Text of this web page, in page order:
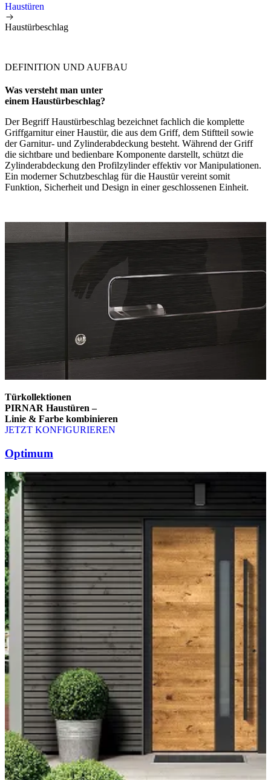
Haustüren
Haustürbeschlag
DEFINITION UND AUFBAU
Was versteht man unter
einem Haustürbeschlag?
Der Begriff Haustürbeschlag bezeichnet fachlich die komplette
Griffgarnitur einer Haustür, die aus dem Griff, dem Stiftteil sowie
der Garnitur- und Zylinderabdeckung besteht. Während der Griff
die sichtbare und bedienbare Komponente darstellt, schützt die
Zylinderabdeckung den Profilzylinder effektiv vor Manipulationen.
Ein moderner Schutzbeschlag für die Haustür vereint somit
Funktion, Sicherheit und Design in einer geschlossenen Einheit.
Türkollektionen
PIRNAR Haustüren –
Linie & Farbe kombinieren
JETZT KONFIGURIEREN
Optimum